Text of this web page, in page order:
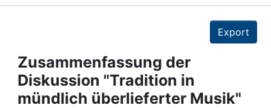
People
Export
Zusammenfassung der
Diskussion "Tradition in
mündlich überlieferter Musik"